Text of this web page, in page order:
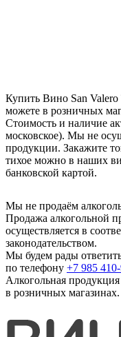
Купить Вино San
можете в розничных
Стоимость и наличие
московское). Мы не
продукции. Закажите
тихое можно в наших
банковской картой.
Мы не продаём
Продажа алкогольной
осуществляется в
законодательством.
Мы будем рады
по телефону +7 985
Алкогольная
в розничных магазинах.